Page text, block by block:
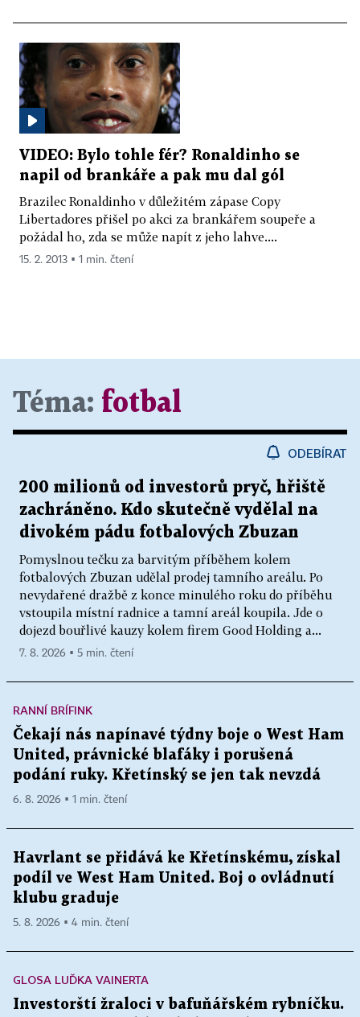
VIDEO: Bylo tohle fér? Ronaldinho se
napil od brankáře a pak mu dal gól
Brazilec Ronaldinho v důležitém zápase Copy
Libertadores přišel po akci za brankářem soupeře a
požádal ho, zda se může napít z jeho lahve....
15. 2. 2013 ▪ 1 min. čtení
Téma: fotbal
ODEBÍRAT
200 milionů od investorů pryč, hřiště
zachráněno. Kdo skutečně vydělal na
divokém pádu fotbalových Zbuzan
Pomyslnou tečku za barvitým příběhem kolem
fotbalových Zbuzan udělal prodej tamního areálu. Po
nevydařené dražbě z konce minulého roku do příběhu
vstoupila místní radnice a tamní areál koupila. Jde o
dojezd bouřlivé kauzy kolem firem Good Holding a...
7. 8. 2026 ▪ 5 min. čtení
RANNÍ BRÍFINK
Čekají nás napínavé týdny boje o West Ham
United, právnické blafáky i porušená
podání ruky. Křetínský se jen tak nevzdá
6. 8. 2026 ▪ 1 min. čtení
Havrlant se přidává ke Křetínskému, získal
podíl ve West Ham United. Boj o ovládnutí
klubu graduje
5. 8. 2026 ▪ 4 min. čtení
GLOSA LUĎKA VAINERTA
Investorští žraloci v bafuňářském rybníčku.